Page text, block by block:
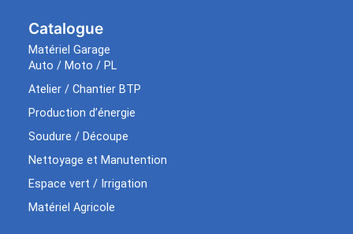
Catalogue
Matériel Garage
Auto / Moto / PL
Atelier / Chantier BTP
Production d’énergie
Soudure / Découpe
Nettoyage et Manutention
Espace vert / Irrigation
Matériel Agricole